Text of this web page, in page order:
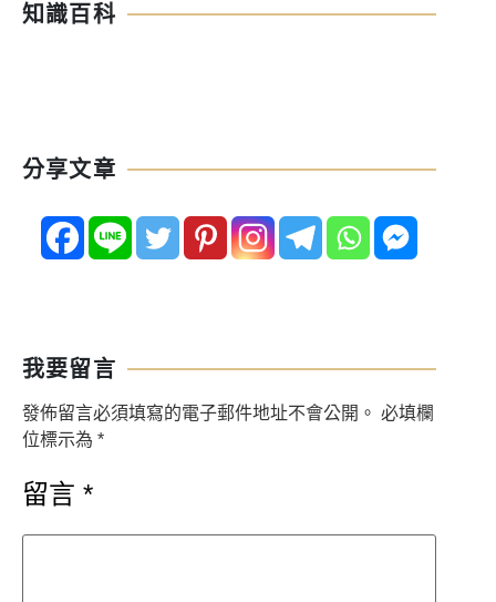
知識百科
分享文章
我要留言
發佈留言必須填寫的電子郵件地址不會公開。 必填欄
位標示為 *
留言 *